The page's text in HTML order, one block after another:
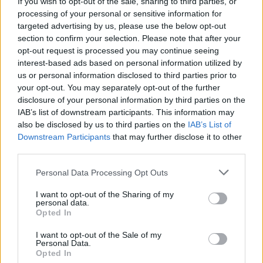
processing of your personal or sensitive information for
targeted advertising by us, please use the below opt-out
section to confirm your selection. Please note that after your
opt-out request is processed you may continue seeing
interest-based ads based on personal information utilized by
us or personal information disclosed to third parties prior to
your opt-out. You may separately opt-out of the further
disclosure of your personal information by third parties on the
IAB’s list of downstream participants. This information may
also be disclosed by us to third parties on the IAB’s List of
Downstream Participants that may further disclose it to other
Personal Data Processing Opt Outs
I want to opt-out of the Sharing of my
personal data.
Opted In
I want to opt-out of the Sale of my
Personal Data.
Opted In
συμβόλαιο έργου, αυτό σημαίνει ότι θα έκανα
μόνο το Divided. Εγώ στον Alpha είχα πάει με μια
συγκεκριμένη πρόταση… Μου είπαν αν θέλω να
κάνω ένα τηλεπαιχνίδι και είπα “ναι”. Μου
έδωσαν το Divided και μου άρεσε πάρα πολύ.
Έτσι έκανα συμβόλαιο έργου, όταν τελείωνε το
Divided θα τελείωνε και η σύμβασή μου.